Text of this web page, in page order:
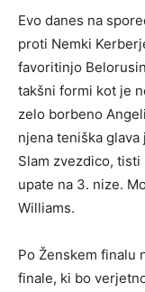
Evo danes na
proti Nemki
favoritinjo
takšni formi kot je
zelo borbeno
njena teniška
Slam zvezdico,
upate na 3. nize.
Williams.
Po Ženskem finalu
finale, ki bo